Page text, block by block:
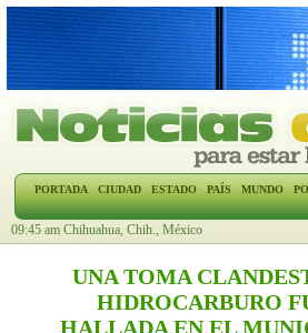
PORTADA CIUDAD ESTADO PAÍS MUNDO
09:45 am Chihuahua, Chih., México
UNA TOMA
HIDROCARBURO
HALLADA EN EL